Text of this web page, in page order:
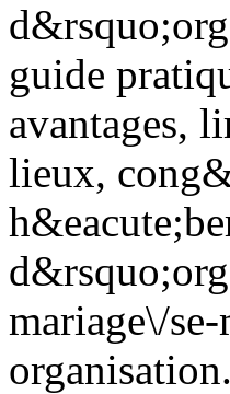
guide
avantages,
lieux,
mariage\/